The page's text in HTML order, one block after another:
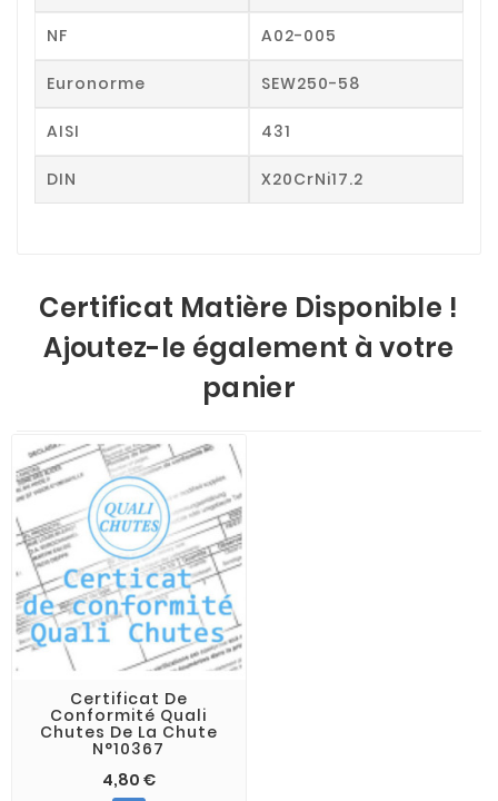
NF A02-005
Euronorme SEW250-58
AISI 431
DIN X20CrNi17.2
Certificat Matière Disponible !
Ajoutez-le également à votre
panier
Certificat De
Conformité Quali
Chutes De La Chute
N°10367
4,80 €